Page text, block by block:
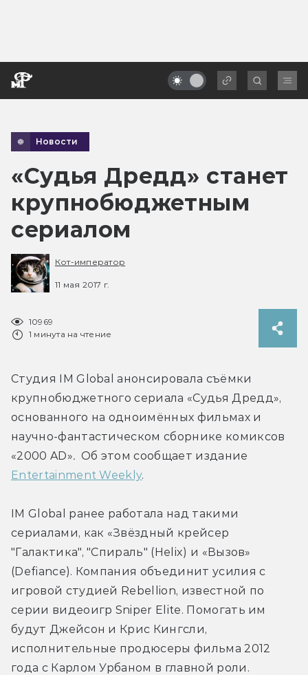
Новости
«Судья Дредд» станет
крупнобюджетным
сериалом
Кот-император
11 мая 2017 г.
10969
1 минута на чтение
Студия IM Global анонсировала съёмки
крупнобюджетного сериала «Судья Дредд»,
основанного на одноимённых фильмах и
научно-фантастическом сборнике комиксов
«2000 AD».
Entertainment Weekly.
IM Global ранее работала над такими
сериалами, как «Звёздный крейсер
"Галактика", "Спираль" (Helix) и «Вызов»
(Defiance). Компания объединит усилия с
игровой студией Rebellion, известной по
серии видеоигр Sniper Elite. Помогать им
будут Джейсон и Крис Кингсли,
исполнительные продюсеры фильма 2012
года с Карлом Урбаном в главной роли.